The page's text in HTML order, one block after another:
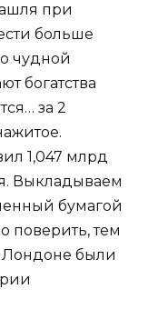
при
больше
чудной
богатства
за 2
1,047 млрд
Выкладываем
бумагой
поверить, тем
были